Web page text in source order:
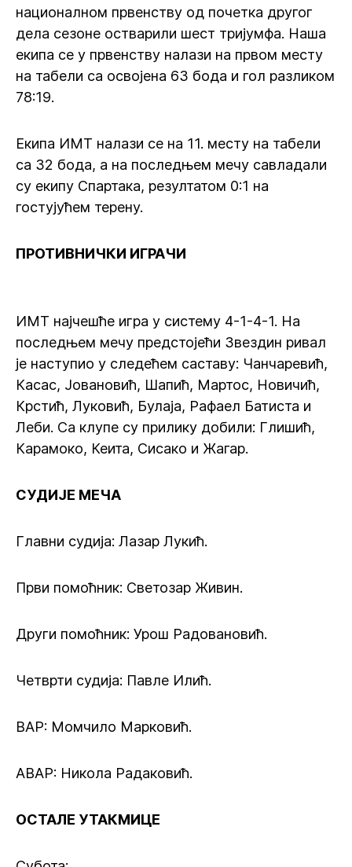
националном првенству од почетка другог
дела сезоне остварили шест тријумфа. Наша
екипа се у првенству налази на првом месту
на табели са освојена 63 бода и гол разликом
78:19.
Екипа ИМТ налази се на 11. месту на табели
са 32 бода, а на последњем мечу савладали
су екипу Спартака, резултатом 0:1 на
гостујућем терену.
ПРОТИВНИЧКИ ИГРАЧИ
ИМТ најчешће игра у систему 4-1-4-1. На
последњем мечу предстојећи Звездин ривал
је наступио у следећем саставу: Чанчаревић,
Касас, Јовановић, Шапић, Мартос, Новичић,
Крстић, Луковић, Булаја, Рафаел Батиста и
Леби. Са клупе су прилику добили: Глишић,
Карамоко, Кеита, Сисако и Жагар.
СУДИЈЕ МЕЧА
Главни судија: Лазар Лукић.
Први помоћник: Светозар Живин.
Други помоћник: Урош Радовановић.
Четврти судија: Павле Илић.
ВАР: Момчило Марковић.
АВАР: Никола Радаковић.
ОСТАЛЕ УТАКМИЦЕ